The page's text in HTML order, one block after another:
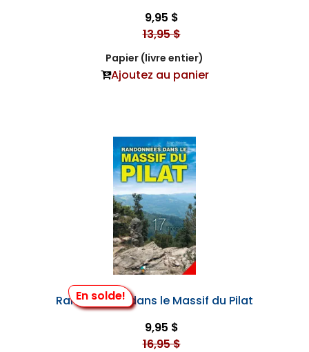
9,95 $
13,95 $
Papier (livre entier)
Ajoutez au panier
En solde!
Randonnées dans le Massif du Pilat
9,95 $
16,95 $